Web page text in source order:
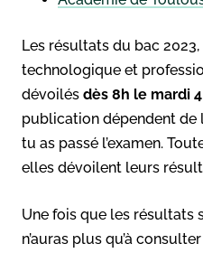
Les résultats du bac
technologique et
dévoilés dès 8h le mardi
publication dépendent de
tu as passé l’examen.
elles dévoilent leurs
Une fois que les résultats
n’auras plus qu’à